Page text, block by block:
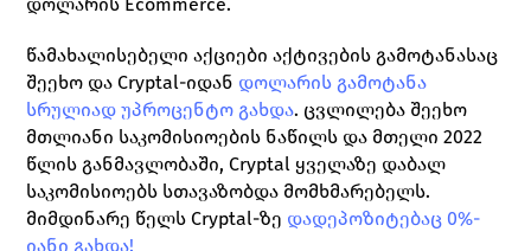
წამახალისებელი აქციები აქტივების გამოტანასაც
შეეხო და Cryptal-იდან დოლარის გამოტანა
სრულიად უპროცენტო გახდა. ცვლილება შეეხო
მთლიანი საკომისიოების ნაწილს და მთელი 2022
წლის განმავლობაში, Cryptal ყველაზე დაბალ
საკომისიოებს სთავაზობდა მომხმარებელს.
მიმდინარე წელს Cryptal-ზე დადეპოზიტებაც 0%-
იანი გახდა!